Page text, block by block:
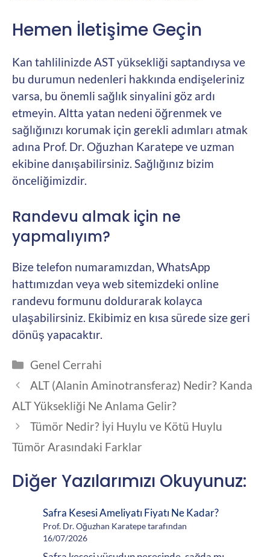
Hemen İletişime Geçin
Kan tahlilinizde AST yüksekliği saptandıysa ve
bu durumun nedenleri hakkında endişeleriniz
varsa, bu önemli sağlık sinyalini göz ardı
etmeyin. Altta yatan nedeni öğrenmek ve
sağlığınızı korumak için gerekli adımları atmak
adına Prof. Dr. Oğuzhan Karatepe ve uzman
ekibine danışabilirsiniz. Sağlığınız bizim
önceliğimizdir.
Randevu almak için ne
yapmalıyım?
Bize telefon numaramızdan, WhatsApp
hattımızdan veya web sitemizdeki online
randevu formunu doldurarak kolayca
ulaşabilirsiniz. Ekibimiz en kısa sürede size geri
dönüş yapacaktır.
Kategoriler
Genel Cerrahi
ALT (Alanin Aminotransferaz) Nedir? Kanda
ALT Yüksekliği Ne Anlama Gelir?
Tümör Nedir? İyi Huylu ve Kötü Huylu
Tümör Arasındaki Farklar
Diğer Yazılarımızı Okuyunuz:
Safra Kesesi Ameliyatı Fiyatı Ne Kadar?
Prof. Dr. Oğuzhan Karatepe tarafından
16/07/2026